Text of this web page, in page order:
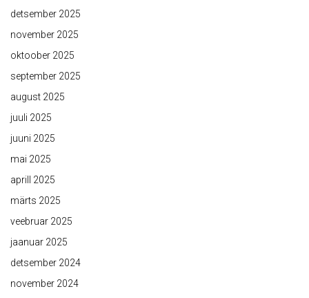
detsember 2025
november 2025
oktoober 2025
september 2025
august 2025
juuli 2025
juuni 2025
mai 2025
aprill 2025
märts 2025
veebruar 2025
jaanuar 2025
detsember 2024
november 2024